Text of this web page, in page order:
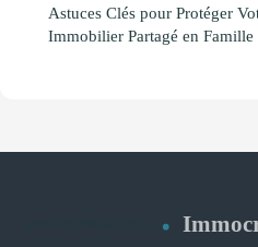
Astuces Clés pour Protéger
Immobilier Partagé en Famille